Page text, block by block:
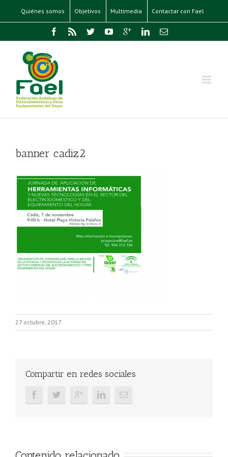
Quiénes somos Objetivos Multimedia Contactar con Fael
banner cadiz2
27 octubre, 2017
Compartir en redes sociales